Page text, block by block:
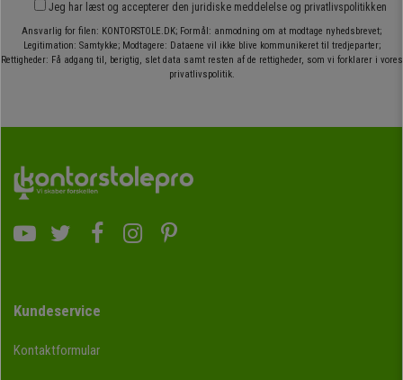
Jeg har læst og accepterer den juridiske meddelelse og privatlivspolitikken
Ansvarlig for filen: KONTORSTOLE.DK; Formål: anmodning om at modtage nyhedsbrevet;
Legitimation: Samtykke; Modtagere: Dataene vil ikke blive kommunikeret til tredjeparter;
Rettigheder: Få adgang til, berigtig, slet data samt resten af de rettigheder, som vi forklarer i vores
privatlivspolitik.
Kundeservice
Kontaktformular